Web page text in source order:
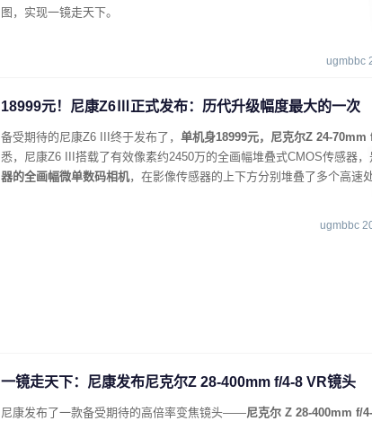
图，实现一镜走天下。
ugmbbc
18999元！尼康Z6Ⅲ正式发布：历代升级幅度最大的一次
备受期待的尼康Z6 III终于发布了， 单机身18999元，尼克尔Z 24-70mm
悉，尼康Z6 III搭载了有效像素约2450万的全画幅堆叠式CMOS传感器，
器的全画幅微单数码相机，在影像传感器的上下方分别堆叠了多个高速处
ugmbbc
一镜走天下：尼康发布尼克尔Z 28-400mm f/4-8 VR镜头
尼康发布了一款备受期待的高倍率变焦镜头——尼克尔 Z 28-400mm f/